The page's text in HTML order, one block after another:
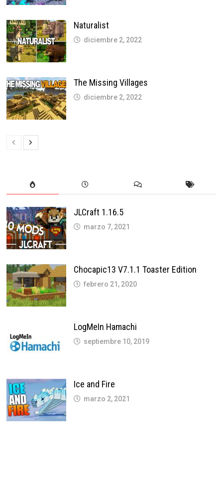
Naturalist
diciembre 2, 2022
The Missing Villages
diciembre 2, 2022
JLCraft 1.16.5
marzo 7, 2021
Chocapic13 V7.1.1 Toaster Edition
febrero 21, 2020
LogMeIn Hamachi
septiembre 10, 2019
Ice and Fire
marzo 2, 2021